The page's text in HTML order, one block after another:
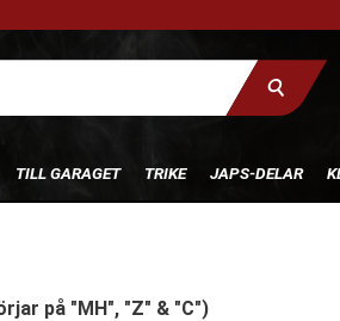
TILL GARAGET TRIKE JAPS-DELAR
på "MH", "Z" & "C")